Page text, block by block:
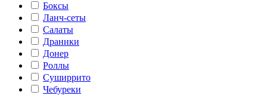
Боксы
Ланч-сеты
Салаты
Драники
Донер
Роллы
Суширрито
Чебуреки